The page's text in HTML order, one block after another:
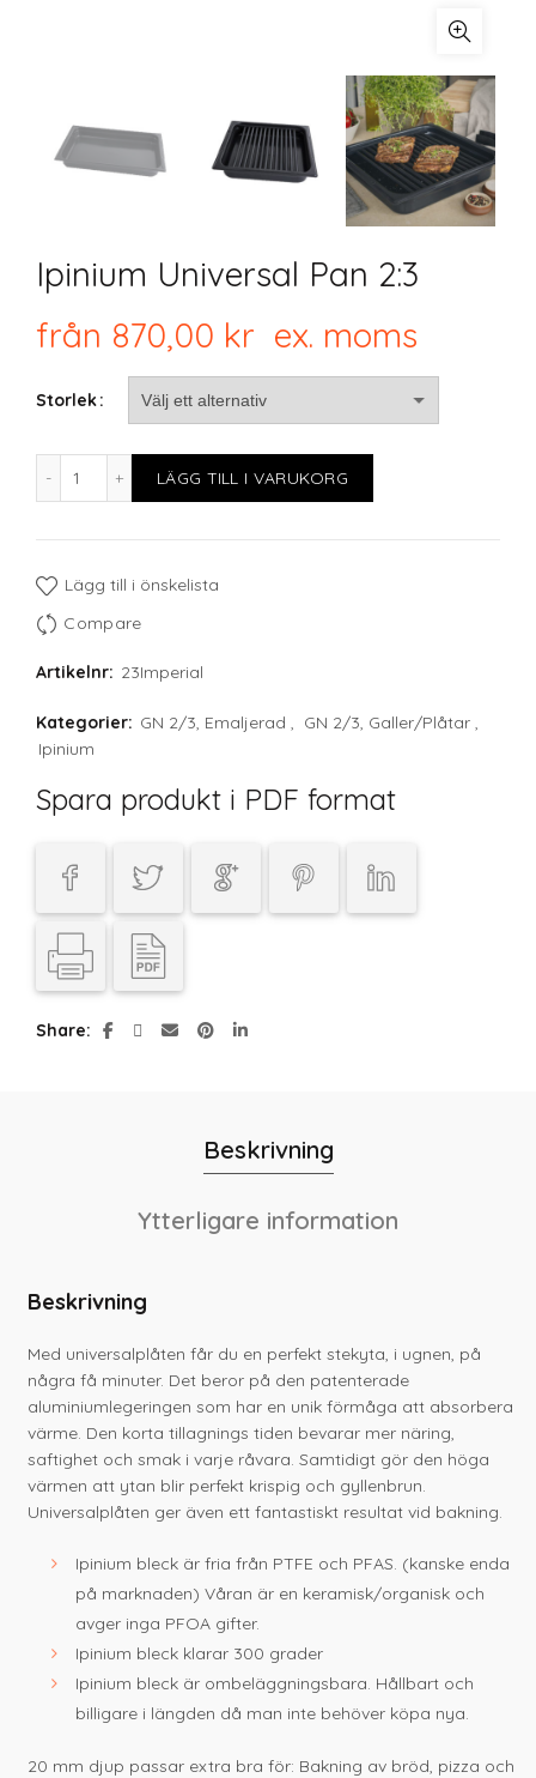
Ipinium Universal Pan 2:3
från 870,00 kr ex. moms
Storlek
Ipinium Universal Pan 2:3 mängd
LÄGG TILL I VARUKORG
Lägg till i önskelista
Compare
Artikelnr: 23Imperial
Kategorier: GN 2/3, Emaljerad , GN 2/3, Galler/Plåtar ,
Ipinium
Spara produkt i PDF format
Share
Beskrivning
Ytterligare information
Beskrivning
Med universalplåten får du en perfekt stekyta, i ugnen, på
några få minuter. Det beror på den patenterade
aluminiumlegeringen som har en unik förmåga att absorbera
värme. Den korta tillagnings tiden bevarar mer näring,
saftighet och smak i varje råvara. Samtidigt gör den höga
värmen att ytan blir perfekt krispig och gyllenbrun.
Universalplåten ger även ett fantastiskt resultat vid bakning.
Ipinium bleck är fria från PTFE och PFAS. (kanske enda
på marknaden) Våran är en keramisk/organisk och
avger inga PFOA gifter.
Ipinium bleck klarar 300 grader
Ipinium bleck är ombeläggningsbara. Hållbart och
billigare i längden då man inte behöver köpa nya.
20 mm djup passar extra bra för: Bakning av bröd, pizza och